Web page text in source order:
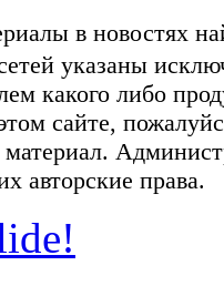
в новостях
указаны
какого либо
сайте,
авторские права.